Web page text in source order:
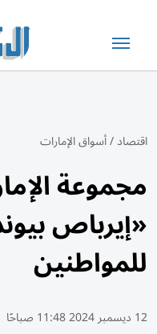
اقتصاد/أسواق الإمارات
مجموعة
«إيرباص
للمواطنين
12 ديسمبر 2024 11:48 صباحًا